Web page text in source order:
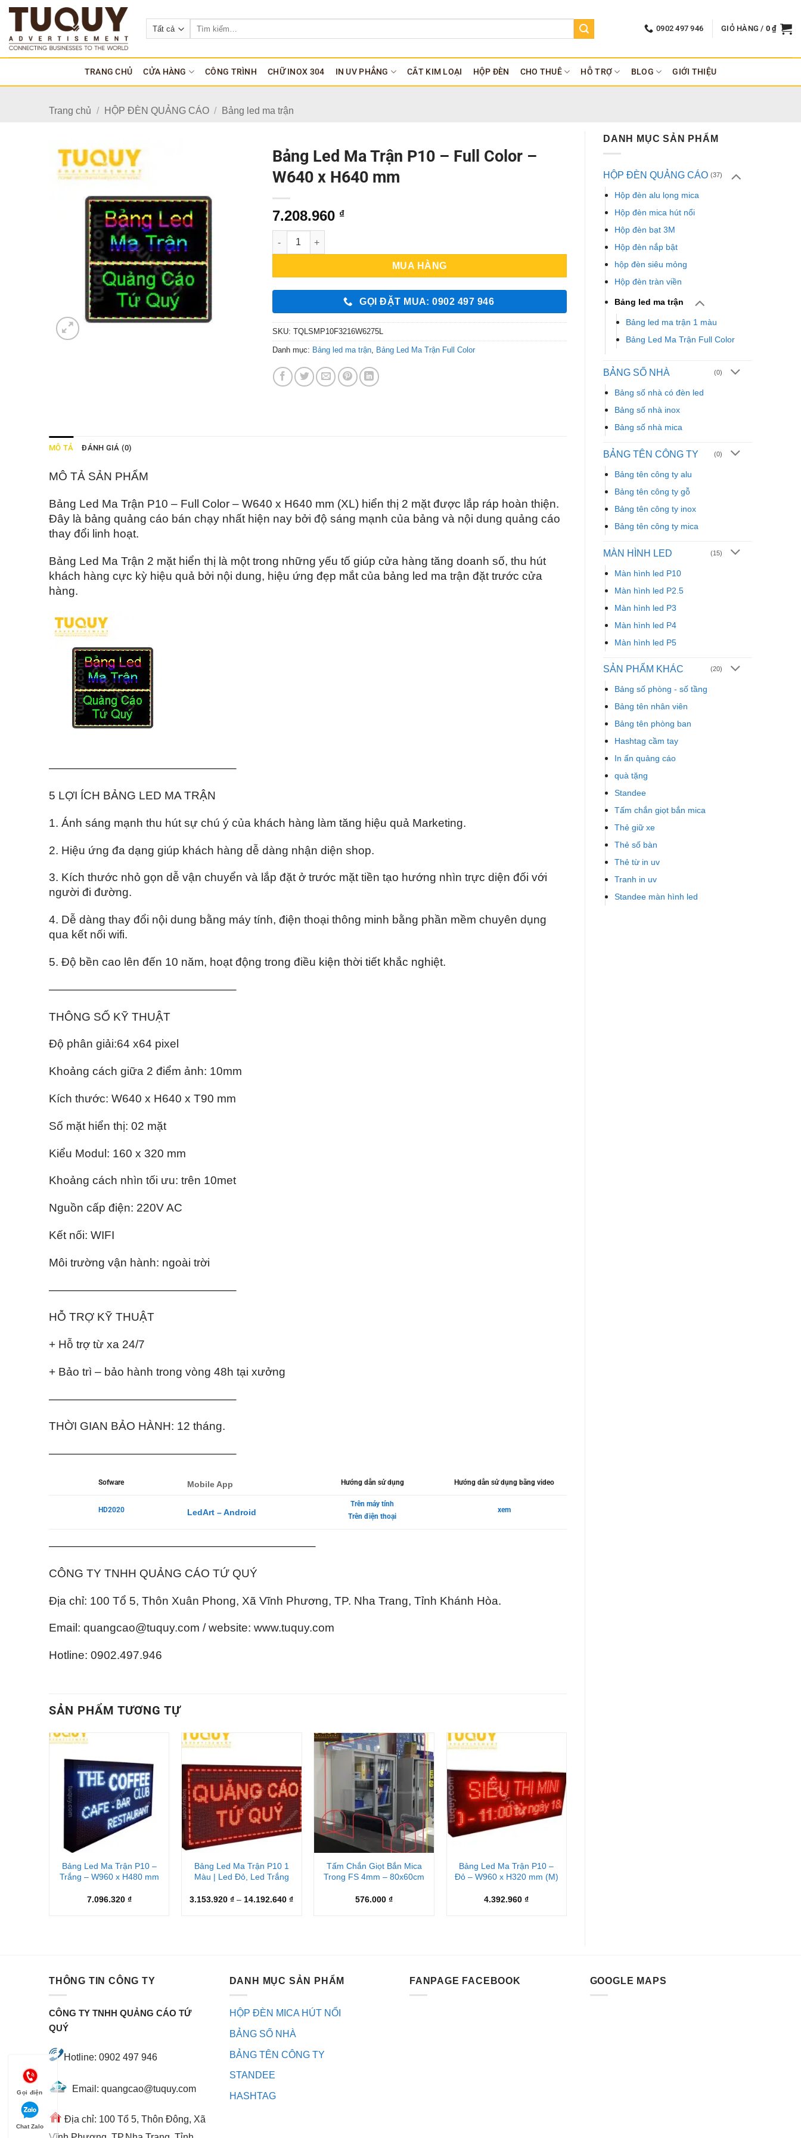
Bỏ
nội
dung
0902 497 946 GIỎ HÀNG / 0₫
TRANG CHỦ CỬA HÀNG CÔNG TRÌNH CHỮ INOX 304 IN UV PHẲNG CẮT KIM LOẠI HỘP ĐÈN CHO THUÊ HỖ TRỢ BLOG GIỚI THIỆU
Trang chủ / HỘP ĐÈN QUẢNG CÁO / Bảng led ma trận
DANH MỤC SẢN PHẨM
HỘP ĐÈN QUẢNG CÁO (37)
Hộp đèn alu lọng mica
Hộp đèn mica hút nổi
Hộp đèn bạt 3M
Hộp đèn nắp bật
hộp đèn siêu mỏng
Hộp đèn tràn viền
Bảng led ma trận
Bảng led ma trận 1 màu
Bảng Led Ma Trận Full Color
BẢNG SỐ NHÀ (0)
Bảng số nhà có đèn led
Bảng số nhà inox
Bảng số nhà mica
BẢNG TÊN CÔNG TY (0)
Bảng tên công ty alu
Bảng tên công ty gỗ
Bảng tên công ty inox
Bảng tên công ty mica
MÀN HÌNH LED (15)
Màn hình led P10
Màn hình led P2.5
Màn hình led P3
Màn hình led P4
Màn hình led P5
SẢN PHẨM KHÁC (20)
Bảng số phòng - số tầng
Bảng tên nhân viên
Bảng tên phòng ban
Hashtag cầm tay
In ấn quảng cáo
quà tặng
Standee
Tấm chắn giọt bắn mica
Thẻ giữ xe
Thẻ số bàn
Thẻ từ in uv
Tranh in uv
Standee màn hình led
Bảng Led Ma Trận P10 – Full Color –
W640 x H640 mm
7.208.960 ₫
Bảng Led Ma Trận P10 - Full Color - W640 x H640 mm số lượng
MUA HÀNG
GỌI ĐẶT MUA: 0902 497 946
SKU: TQLSMP10F3216W6275L
Danh mục: Bảng led ma trận, Bảng Led Ma Trận Full Color
MÔ TẢ ĐÁNH GIÁ (0)
MÔ TẢ SẢN PHẨM
Bảng Led Ma Trận P10 – Full Color – W640 x H640 mm (XL) hiển thị 2 mặt được lắp ráp hoàn thiện.
Đây là bảng quảng cáo bán chạy nhất hiện nay bởi độ sáng mạnh của bảng và nội dung quảng cáo
thay đổi linh hoạt.
Bảng Led Ma Trận 2 mặt hiển thị là một trong những yếu tố giúp cửa hàng tăng doanh số, thu hút
khách hàng cực kỳ hiệu quả bởi nội dung, hiệu ứng đẹp mắt của bảng led ma trận đặt trước cửa
hàng.
————————————————–
5 LỢI ÍCH BẢNG LED MA TRẬN
1. Ánh sáng mạnh thu hút sự chú ý của khách hàng làm tăng hiệu quả Marketing.
2. Hiệu ứng đa dạng giúp khách hàng dễ dàng nhận diện shop.
3. Kích thước nhỏ gọn dễ vận chuyển và lắp đặt ở trước mặt tiền tạo hướng nhìn trực diện đối với
người đi đường.
4. Dễ dàng thay đổi nội dung bằng máy tính, điện thoại thông minh bằng phần mềm chuyên dụng
qua kết nối wifi.
5. Độ bền cao lên đến 10 năm, hoạt động trong điều kiện thời tiết khắc nghiệt.
————————————————–
THÔNG SỐ KỸ THUẬT
Độ phân giải:64 x64 pixel
Khoảng cách giữa 2 điểm ảnh: 10mm
Kích thước: W640 x H640 x T90 mm
Số mặt hiển thị: 02 mặt
Kiểu Modul: 160 x 320 mm
Khoảng cách nhìn tối ưu: trên 10met
Nguồn cấp điện: 220V AC
Kết nối: WIFI
Môi trường vận hành: ngoài trời
————————————————–
HỖ TRỢ KỸ THUẬT
+ Hỗ trợ từ xa 24/7
+ Bảo trì – bảo hành trong vòng 48h tại xưởng
————————————————–
THỜI GIAN BẢO HÀNH: 12 tháng.
————————————————–
Sofware Mobile App Hướng dẫn sử dụng Hướng dẫn sử dụng bằng video
HD2020 LedArt – Android
Trên máy tính
Trên điện thoại
xem
———————————————————————–
CÔNG TY TNHH QUẢNG CÁO TỨ QUÝ
Địa chỉ: 100 Tổ 5, Thôn Xuân Phong, Xã Vĩnh Phương, TP. Nha Trang, Tỉnh Khánh Hòa.
Email: quangcao@tuquy.com / website: www.tuquy.com
Hotline: 0902.497.946
SẢN PHẨM TƯƠNG TỰ
Bảng Led Ma Trận P10 –
Trắng – W960 x H480 mm
7.096.320 ₫
+
Bảng Led Ma Trận P10 1
Màu | Led Đỏ, Led Trắng
3.153.920₫ – 14.192.640₫Khoảng
Tấm Chắn Giọt Bắn Mica
Trong FS 4mm – 80x60cm
576.000₫
Bảng Led Ma Trận P10 –
Đỏ – W960 x H320 mm (M)
4.392.960₫
THÔNG TIN CÔNG TY
CÔNG TY TNHH QUẢNG CÁO TỨ
QUÝ
Hotline: 0902 497 946
Email: quangcao@tuquy.com
Địa chỉ: 100 Tổ 5, Thôn Đông, Xã
DANH MỤC SẢN PHẨM
HỘP ĐÈN MICA HÚT NỔI
BẢNG SỐ NHÀ
BẢNG TÊN CÔNG TY
STANDEE
HASHTAG
FANPAGE FACEBOOK GOOGLE MAPS
Gọi điện
Chat Zalo